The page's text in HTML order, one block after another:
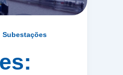
Subestações